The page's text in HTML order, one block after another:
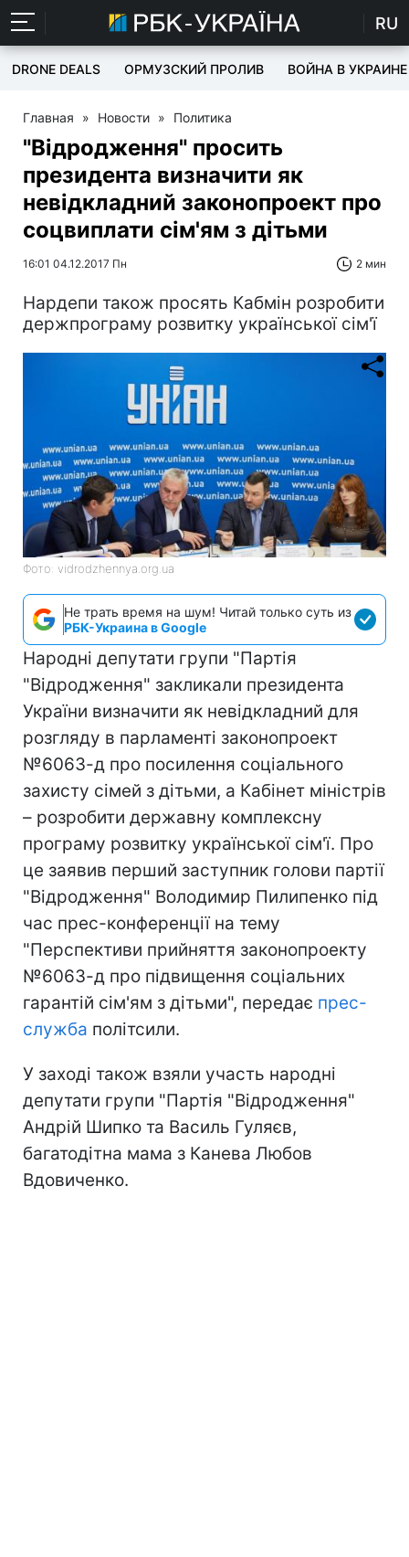
RU
DRONE DEALS ОРМУЗСКИЙ ПРОЛИВ ВОЙНА В УКРАИНЕ
Главная » Новости » Политика
"Відродження" просить
президента визначити як
невідкладний законопроект про
соцвиплати сім'ям з дітьми
16:01 04.12.2017 Пн 2 мин
Нардепи також просять Кабмін розробити
держпрограму розвитку української сім'ї
Фото: vidrodzhennya.org.ua
Не трать время на шум! Читай только суть из
РБК-Украина в Google
Народні депутати групи "Партія
"Відродження" закликали президента
України визначити як невідкладний для
розгляду в парламенті законопроект
№6063-д про посилення соціального
захисту сімей з дітьми, а Кабінет міністрів
– розробити державну комплексну
програму розвитку української сім'ї. Про
це заявив перший заступник голови партії
"Відродження" Володимир Пилипенко під
час прес-конференції на тему
"Перспективи прийняття законопроекту
№6063-д про підвищення соціальних
гарантій сім'ям з дітьми", передає прес-
служба політсили.
У заході також взяли участь народні
депутати групи "Партія "Відродження"
Андрій Шипко та Василь Гуляєв,
багатодітна мама з Канева Любов
Вдовиченко.